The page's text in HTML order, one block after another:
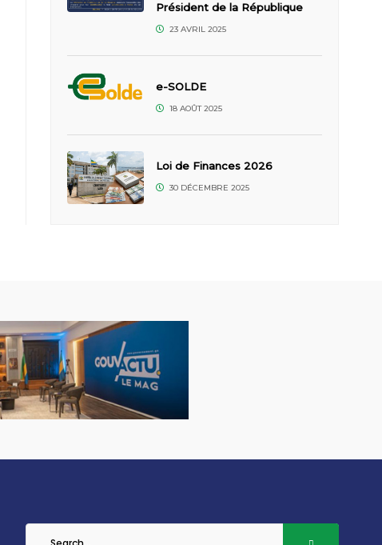
Président de la République
23 AVRIL 2025
e-SOLDE
18 AOÛT 2025
Loi de Finances 2026
30 DÉCEMBRE 2025